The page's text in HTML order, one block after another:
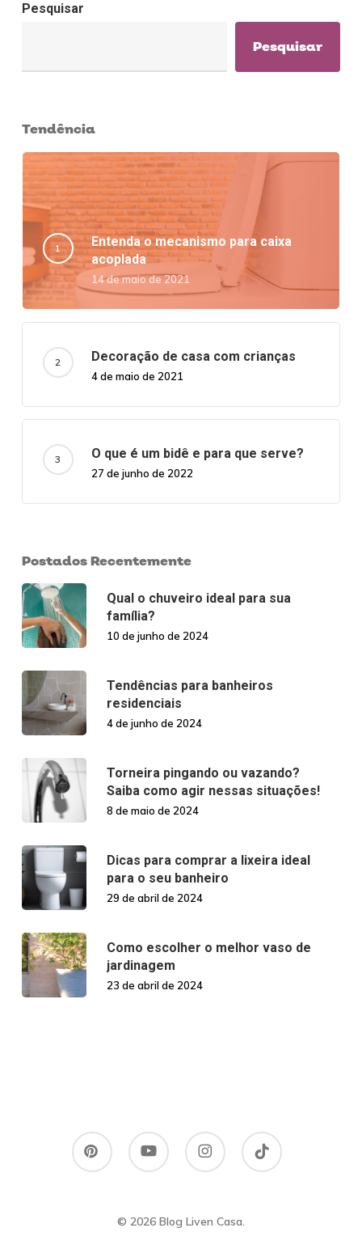
Pesquisar
Pesquisar
Tendência
Entenda o mecanismo para caixa
acoplada
14 de maio de 2021
Decoração de casa com crianças
4 de maio de 2021
O que é um bidê e para que serve?
27 de junho de 2022
Postados Recentemente
Qual o chuveiro ideal para sua
família?
10 de junho de 2024
Tendências para banheiros
residenciais
4 de junho de 2024
Torneira pingando ou vazando?
Saiba como agir nessas situações!
8 de maio de 2024
Dicas para comprar a lixeira ideal
para o seu banheiro
29 de abril de 2024
Como escolher o melhor vaso de
jardinagem
23 de abril de 2024
pinterest youtube instagram tiktok
© 2026 Blog Liven Casa.